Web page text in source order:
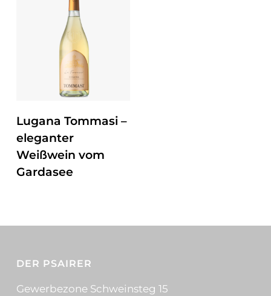
Lugana Tommasi –
eleganter
Weißwein vom
Gardasee
DER PSAIRER
Gewerbezone Schweinsteg 15